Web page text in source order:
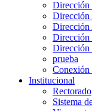
Dirección
Dirección
Dirección
Dirección
Dirección
prueba
Conexión
Institucional
Rectorado
Sistema